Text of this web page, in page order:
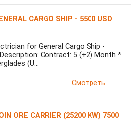
CARGO SHIP - 5500 USD
for General Cargo Ship -
Contract: 5 (+2) Month *
(U…
Смотреть
ORE CARRIER (25200 KW) 7500